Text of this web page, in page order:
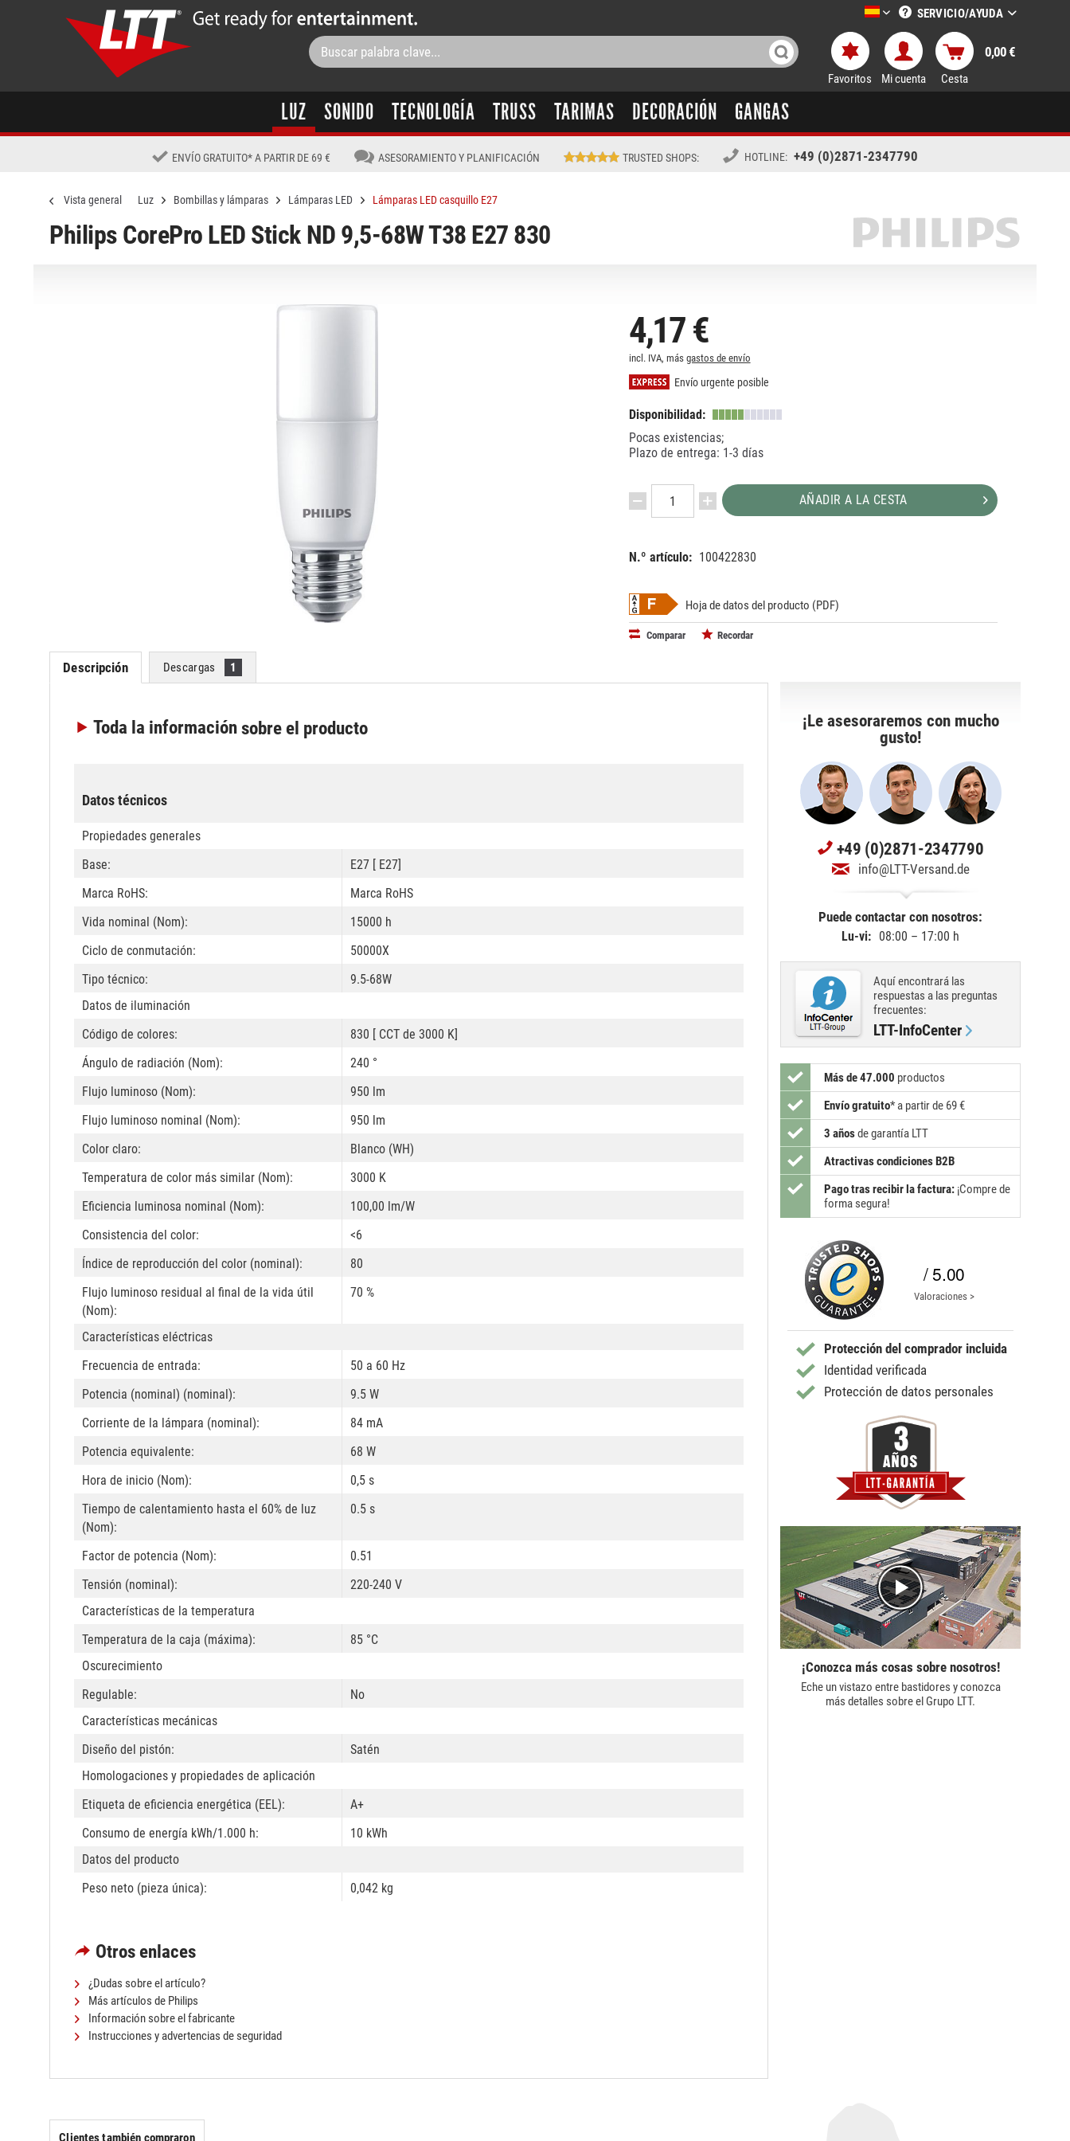
LTT-Versand spanisch
SERVICIO/AYUDA
Favoritos Mi cuenta Cesta
0,00 €
LUZ SONIDO TECNOLOGÍA TRUSS TARIMAS DECORACIÓN GANGAS
ENVÍO GRATUITO* A PARTIR DE 69 € ASESORAMIENTO Y PLANIFICACIÓN TRUSTED SHOPS: HOTLINE: +49 (0)2871-2347790
Vista general Luz Bombillas y lámparas Lámparas LED Lámparas LED casquillo E27
Philips CorePro LED Stick ND 9,5-68W T38 E27 830
4,17 €
incl. IVA, más gastos de envío
Envío urgente posible
Disponibilidad:
Pocas existencias;
Plazo de entrega: 1-3 días
AÑADIR A LA CESTA
N.º artículo: 100422830
Hoja de datos del producto (PDF)
Comparar Recordar
Descripción Descargas 1
Toda la informaciónsobre el producto
Datos técnicos
Propiedades generales
Base:
E27 [ E27]
Marca RoHS:
Marca RoHS
Vida nominal (Nom):
15000 h
Ciclo de conmutación:
50000X
Tipo técnico:
9.5-68W
Datos de iluminación
Código de colores:
830 [ CCT de 3000 K]
Ángulo de radiación (Nom):
240 °
Flujo luminoso (Nom):
950 lm
Flujo luminoso nominal (Nom):
950 lm
Color claro:
Blanco (WH)
Temperatura de color más similar (Nom):
3000 K
Eficiencia luminosa nominal (Nom):
100,00 lm/W
Consistencia del color:
<6
Índice de reproducción del color (nominal):
80
Flujo luminoso residual al final de la vida útil
(Nom):
70 %
Características eléctricas
Frecuencia de entrada:
50 a 60 Hz
Potencia (nominal) (nominal):
9.5 W
Corriente de la lámpara (nominal):
84 mA
Potencia equivalente:
68 W
Hora de inicio (Nom):
0,5 s
Tiempo de calentamiento hasta el 60% de luz
(Nom):
0.5 s
Factor de potencia (Nom):
0.51
Tensión (nominal):
220-240 V
Características de la temperatura
Temperatura de la caja (máxima):
85 °C
Oscurecimiento
Regulable:
No
Características mecánicas
Diseño del pistón:
Satén
Homologaciones y propiedades de aplicación
Etiqueta de eficiencia energética (EEL):
A+
Consumo de energía kWh/1.000 h:
10 kWh
Datos del producto
Peso neto (pieza única):
0,042 kg
Otros enlaces
¿Dudas sobre el artículo?
Más artículos de Philips
Información sobre el fabricante
Instrucciones y advertencias de seguridad
¡Le asesoraremos con mucho
gusto!
+49 (0)2871-2347790
info@LTT-Versand.de
Puede contactar con nosotros:
Lu-vi: 08:00 – 17:00 h
Aquí encontrará las
respuestas a las preguntas
frecuentes:
LTT-InfoCenter
Más de 47.000 productos
Envío gratuito* a partir de 69 €
3 añosde garantía LTT
Atractivas condiciones B2B
Pago tras recibir la factura: ¡Compre de
forma segura!
/ 5.00
Valoraciones >
Protección del comprador incluida
Identidad verificada
Protección de datos personales
¡Conozca más cosas sobre nosotros!
Eche un vistazo entre bastidores y conozca
más detalles sobre el Grupo LTT.
Clientes también compraron